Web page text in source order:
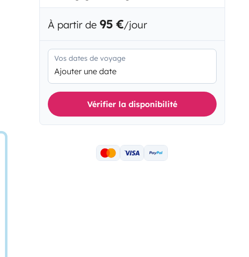
À partir de 95 €/jour
Vos dates de voyage
Ajouter une date
Vérifier la disponibilité